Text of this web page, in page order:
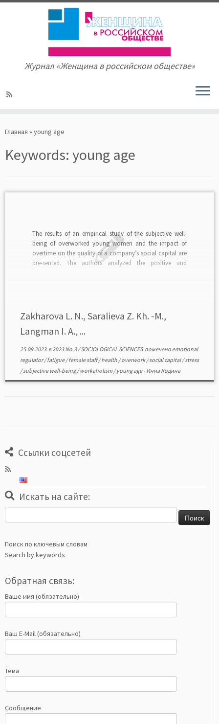
to
Журнал «Женщина в российском обществе»
Главная » young age
Keywords: young age
The results of an empirical study of the subjective well-
being of overworked young women and the impact of
overtime on the quality of a company’s social capital are
pre-sented. The authors analyzed the positive and
Zakharova L. N., Saralieva Z. Kh. -M.,
Langman I. A., ...
25.09.2023в2023 No.3/SOCIOLOGICAL SCIENCES помечено emotional
regulator/fatigue/female staff/health /overwork/social capital/stress
/subjective well-being/workaholism /young age- Инна Кодина
Ссылки соцсетей
Искать на сайте:
Поиск по ключевым словам
Search by keywords
Обратная связь:
Ваше имя (обязательно)
Ваш E-Mail (обязательно)
Тема
Сообщение